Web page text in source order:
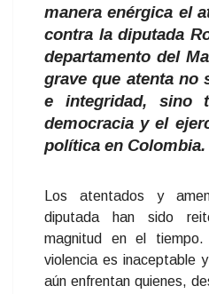
manera enérgica el
contra la diputada
departamento del
grave que atenta no
e integridad, sino
democracia y el
política en Colombia.
Los atentados y
diputada han sido
magnitud en el
violencia es inaceptable
aún enfrentan quienes,